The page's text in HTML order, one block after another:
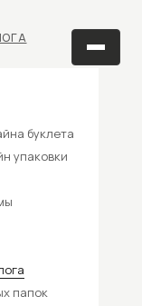
буклета
упаковки
папок